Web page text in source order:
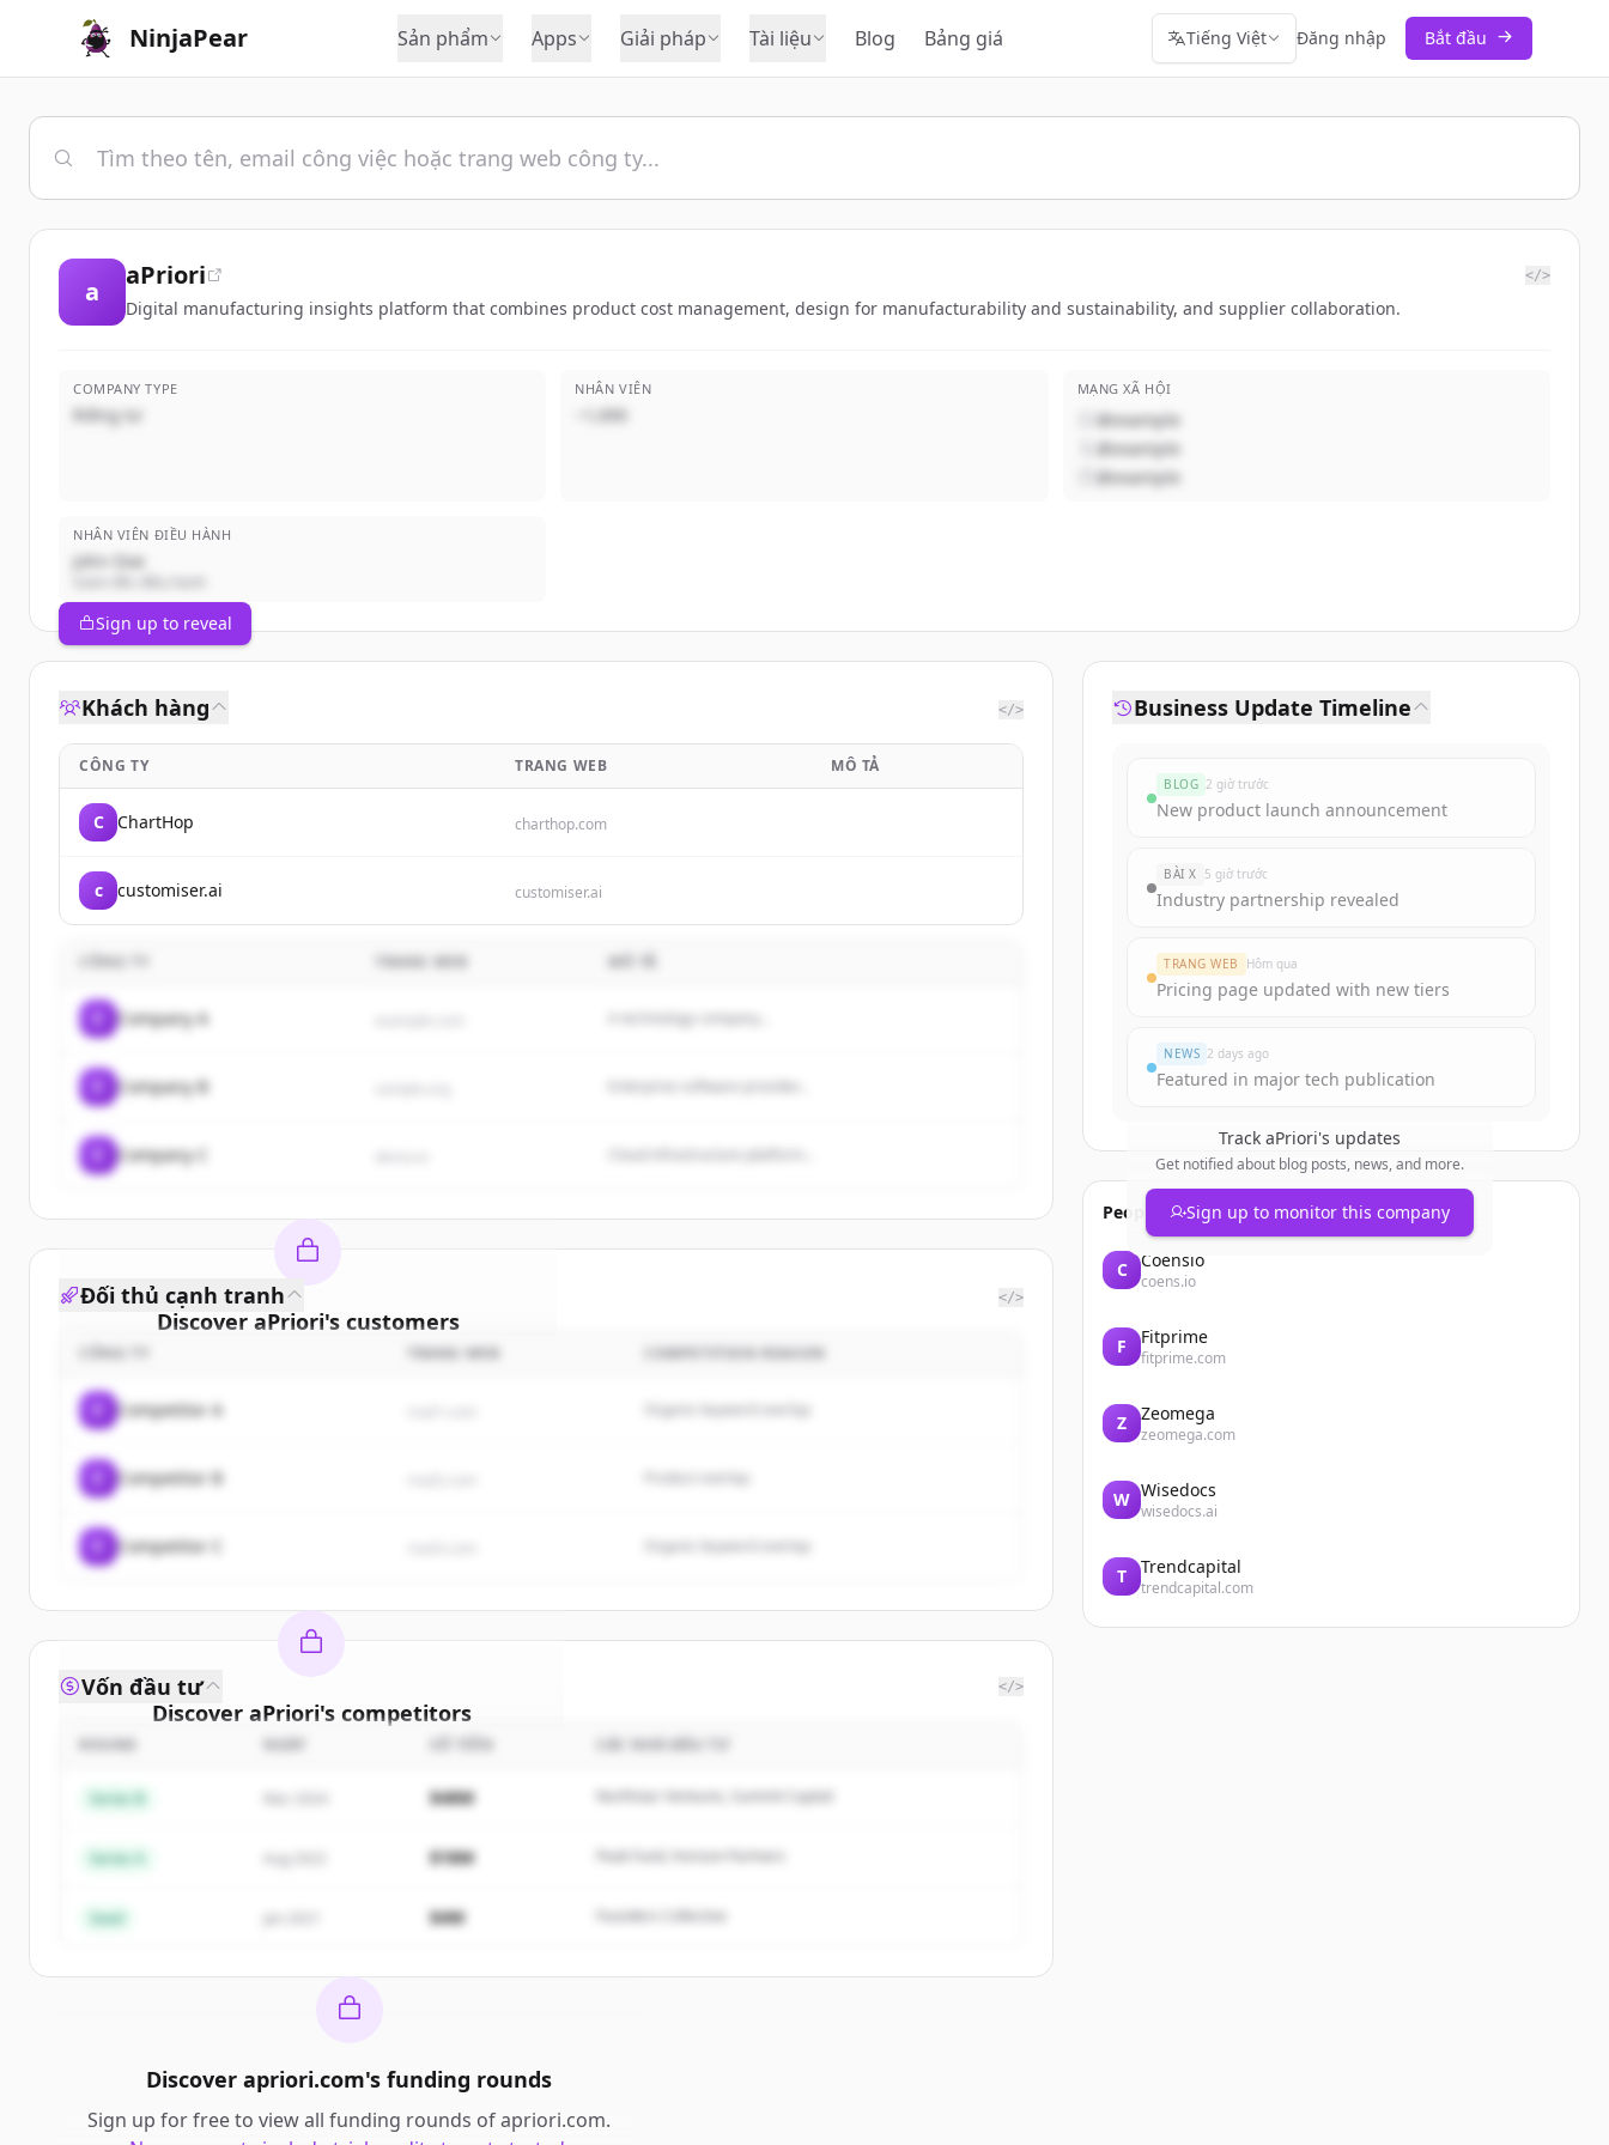
NinjaPear Sản phẩm Apps Giải pháp Tài liệu Blog Bảng giá Tiếng Việt Đăng nhập Bắt đầu
a
aPriori </>
Digital manufacturing insights platform that combines product cost management, design for manufacturability and sustainability, and supplier collaboration.
COMPANY TYPE
Riêng tư
NHÂN VIÊN
~1,000
MẠNG XÃ HỘI
@example
@example
@example
NHÂN VIÊN ĐIỀU HÀNH
John Doe
Sign up to reveal
Khách hàng </>
CÔNG TY TRANG WEB MÔ TẢ
C ChartHop charthop.com
c customiser.ai customiser.ai
TRANG WEB
Company A A technology company...
Company B
Company C
Discover aPriori's customers
Sign up for free to view all customersofaPriori
New accounts include trial credits to get started.
Đối thủ cạnh tranh </>
TRANG WEB COMPETITION REASON
Competitor A Organic keyword overlap
Competitor B
Competitor C Organic keyword overlap
Discover aPriori's competitors
Sign up for free to view all competitorsofaPriori
New accounts include trial credits to get started.
Vốn đầu tư </>
Series B $48M Northstar Ventures, Summit Capital
Series A $18M Peak Fund, Horizon Partners
Seed $4M Founders Collective
Discover apriori.com's funding rounds
Sign up for free to view all funding rounds ofapriori.com.
Business Update Timeline
BLOG 2 giờ trước
New product launch announcement
BÀI X 5 giờ trước
Industry partnership revealed
TRANG WEB Hôm qua
Pricing page updated with new tiers
NEWS 2 days ago
Featured in major tech publication
Track aPriori's updates
Get notified about blog posts, news, and more.
Sign up to monitor this company
People also viewed
C Coensio
coens.io
F Fitprime
fitprime.com
Z Zeomega
zeomega.com
W Wisedocs
wisedocs.ai
T Trendcapital
trendcapital.com